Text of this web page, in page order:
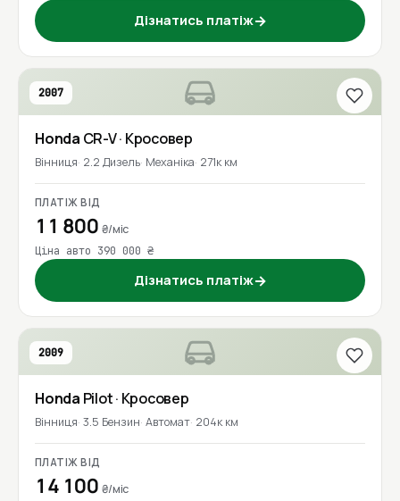
Дізнатись платіж→
2007
Honda CR-V· Кросовер
Вінниця 2.2 Дизель Механіка 271к км
ПЛАТІЖ ВІД
11 800 ₴/міс
Ціна авто 390 000 ₴
Дізнатись платіж→
2009
Honda Pilot· Кросовер
Вінниця 3.5 Бензин Автомат 204к км
ПЛАТІЖ ВІД
14 100 ₴/міс